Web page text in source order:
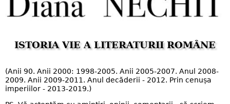
ISTORIA VIE A LITERATURII ROMÂNE
(Anii 90. Anii 2000: 1998-2005. Anii 2005-2007. Anul 2008-
2009. Anii 2009-2011. Anul decăderii - 2012. Prin cenușa
imperiilor - 2013-2019.)